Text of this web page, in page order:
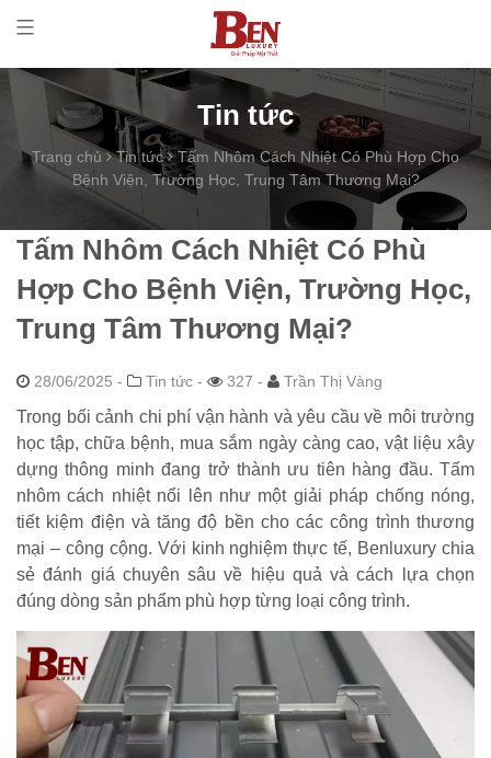
Tin tức
Trang chủ Tin tức
Tấm Nhôm Cách Nhiệt Có Phù Hợp Cho
Bệnh Viện, Trường Học, Trung Tâm Thương Mại?
Tấm Nhôm Cách Nhiệt Có Phù
Hợp Cho Bệnh Viện, Trường Học,
Trung Tâm Thương Mại?
28/06/2025 - Tin tức - 327 - Trần Thị Vàng
Trong bối cảnh chi phí vận hành và yêu cầu về môi trường
học tập, chữa bệnh, mua sắm ngày càng cao, vật liệu xây
dựng thông minh đang trở thành ưu tiên hàng đầu. Tấm
nhôm cách nhiệt nổi lên như một giải pháp chống nóng,
tiết kiệm điện và tăng độ bền cho các công trình thương
mại – công cộng. Với kinh nghiệm thực tế, Benluxury chia
sẻ đánh giá chuyên sâu về hiệu quả và cách lựa chọn
đúng dòng sản phẩm phù hợp từng loại công trình.